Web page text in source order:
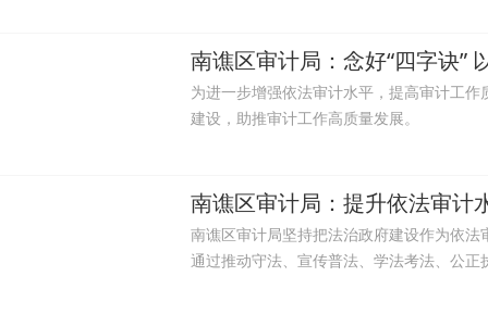
南谯区审计局：念好“四字诀”
为进一步增强依法审计水平，提高审计工作
建设，助推审计工作高质量发展。
南谯区审计局：提升依法审计
南谯区审计局坚持把法治政府建设作为依
通过推动守法、宣传普法、学法考法、公